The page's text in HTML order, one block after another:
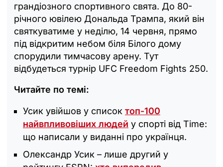
грандіозного спортивного свята. До 80-
річного ювілею Дональда Трампа, який він
святкуватиме у неділю, 14 червня, прямо
під відкритим небом біля Білого дому
спорудили тимчасову арену. Тут
відбудеться турнір UFC Freedom Fights 250.
Читайте по темі:
Усик увійшов у список топ-100
найвпливовіших людей у спорті від Time:
що написали у виданні про українця.
Олександр Усик – лише другий у